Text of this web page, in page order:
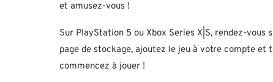
et amusez-vous !
Sur PlayStation 5 ou Xbox Series X|S, rendez-
page de stockage, ajoutez le jeu à votre compte
commencez à jouer !